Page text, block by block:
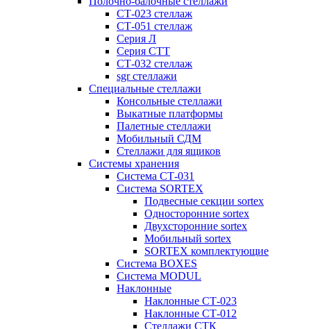
СТ-023 стеллаж
СТ-051 стеллаж
Серия Л
Серия СТТ
СТ-032 стеллаж
sgr стеллажи
Специальные стеллажи
Консольные стеллажи
Выкатные платформы
Палетные стеллажи
Мобильный СДМ
Стеллажи для ящиков
Системы хранения
Система СТ-031
Система SORTEX
Подвесные секции sortex
Односторонние sortex
Двухсторонние sortex
Мобильный sortex
SORTEX комплектующие
Система BOXES
Система MODUL
Наклонные
Наклонные СТ-023
Наклонные СТ-012
Стеллажи СТК